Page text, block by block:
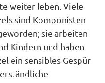
weiter leben. Viele
sind Komponisten
sie arbeiten
Kindern und haben
ein sensibles Gespür